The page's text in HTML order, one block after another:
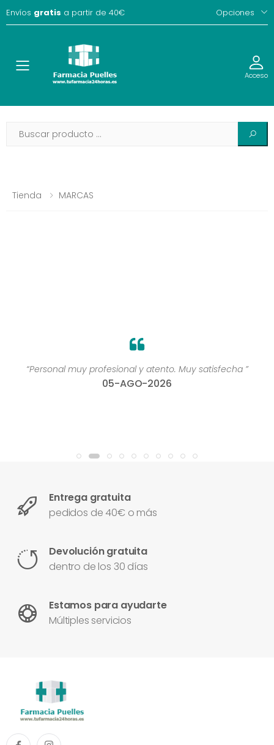
Envíos gratis a partir de 40€ Opciones
Toggle Acceso
Tienda MARCAS
“Personal muy profesional y atento. Muy satisfecha ”
05-AGO-2026
Entrega gratuita
pedidos de 40€ o más
Devolución gratuita
dentro de los 30 días
Estamos para ayudarte
Múltiples servicios